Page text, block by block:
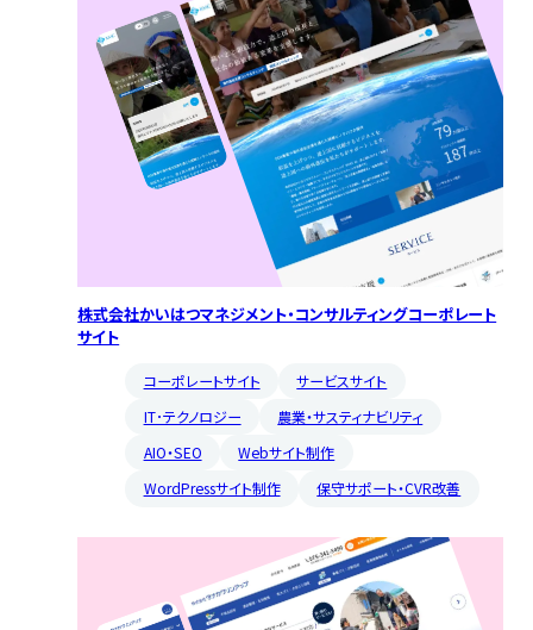
株式会社かいはつマネジメント・コンサルティングコーポレート
サイト
コーポレートサイト
サービスサイト
IT･テクノロジー
農業・サスティナビリティ
AIO・SEO
Webサイト制作
WordPressサイト制作
保守サポート・CVR改善